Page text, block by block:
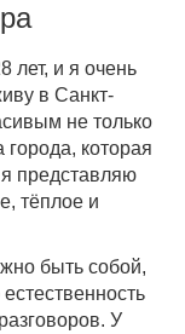
лет, и я очень
в Санкт-
не только
которая
я представляю
тёплое и
быть собой,
У